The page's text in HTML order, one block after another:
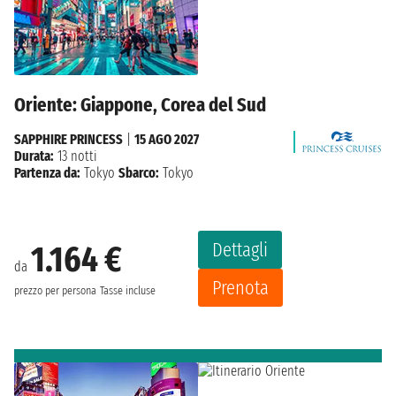
Oriente: Giappone, Corea del Sud
da 1.164 €
prezzo per persona Tasse incluse
Dettagli
Prenota
SAPPHIRE PRINCESS
15 AGO 2027
Durata: 13 notti
Partenza da: Tokyo Sbarco: Tokyo